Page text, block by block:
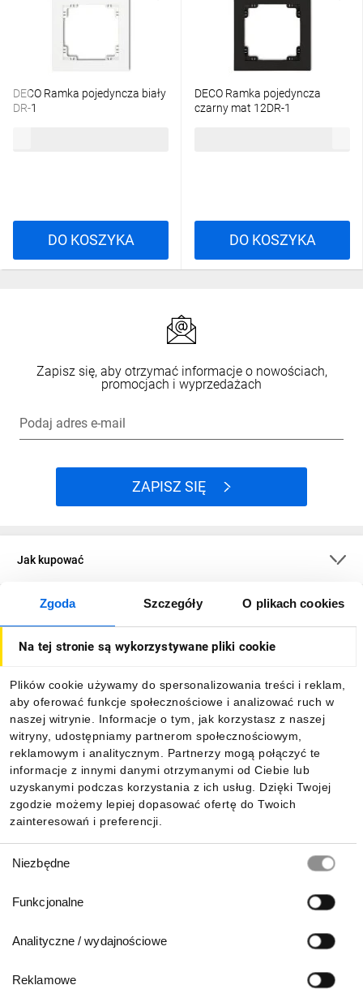
Zgoda Szczegóły O plikach cookies
Na tej stronie są wykorzystywane pliki cookie
Plików cookie używamy do spersonalizowania treści i reklam,
aby oferować funkcje społecznościowe i analizować ruch w
naszej witrynie. Informacje o tym, jak korzystasz z naszej
witryny, udostępniamy partnerom społecznościowym,
reklamowym i analitycznym. Partnerzy mogą połączyć te
informacje z innymi danymi otrzymanymi od Ciebie lub
uzyskanymi podczas korzystania z ich usług. Dzięki Twojej
zgodzie możemy lepiej dopasować ofertę do Twoich
zainteresowań i preferencji.
zgody
Niezbędne
Funkcjonalne
Analityczne / wydajnościowe
Reklamowe
DECO Ramka pojedyncza biały
DR-1
DO KOSZYKA
DECO Ramka pojedyncza
czarny mat 12DR-1
DO KOSZYKA
Zapisz się, aby otrzymać informacje o nowościach,
promocjach i wyprzedażach
Podaj adres e-mail
ZAPISZ SIĘ
Jak kupować
O firmie
Informacje
Pobierz naszą aplikację mobilną: